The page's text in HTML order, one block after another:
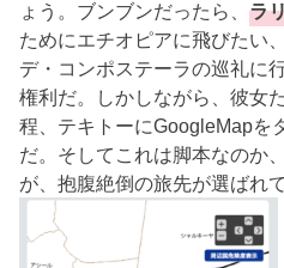
ょう。ブンブンだったら、ラ
ためにエチオピアに飛びたい
デ・コンポステーラの巡礼に
権利だ。しかしながら、彼女
程、テキトーにGoogleMapを
だ。そしてこれは脚本なのか
が、抱腹絶倒の旅先が選ばれ